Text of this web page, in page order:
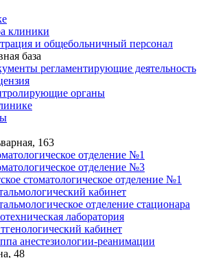
клиники
и общебольничный персонал
база
регламентирующие деятельность
органы
163
отделение №1
отделение №3
стоматологическое отделение №1
кабинет
отделение стационара
лаборатория
кабинет
анестезиологии-реанимации
48